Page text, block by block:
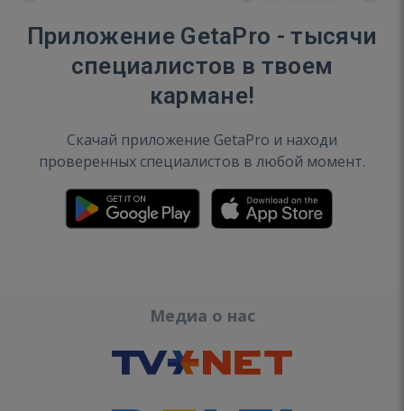
Приложение GetaPro - тысячи
специалистов в твоем
кармане!
Скачай приложение GetaPro и находи
проверенных специалистов в любой момент.
Медиа о нас